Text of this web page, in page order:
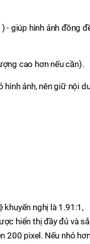
- giúp hình ảnh đồng
cao hơn nếu cần).
ảnh, nên giữ nội
khuyến nghị là 1.91:1,
hiển thị đầy đủ và
200 pixel. Nếu nhỏ